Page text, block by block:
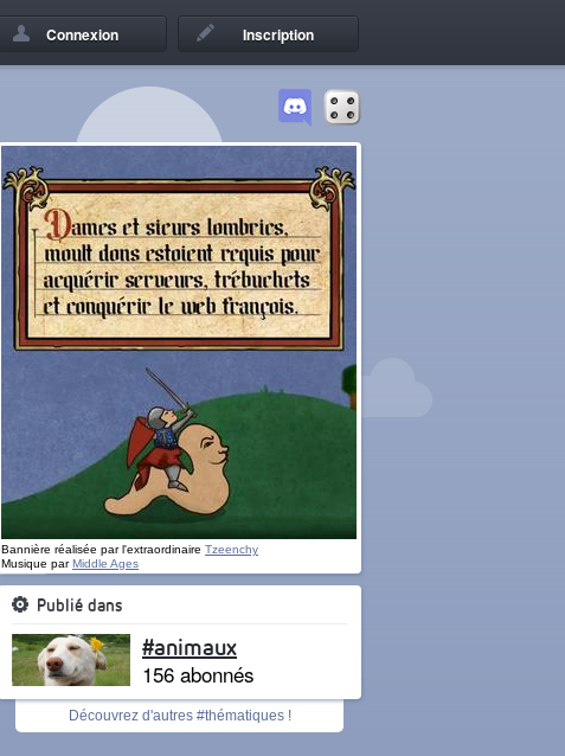
Connexion Inscription
Bannière réalisée par l'extraordinaire Tzeenchy
Musique parMiddle Ages
Publié dans
#animaux
156 abonnés
Découvrez d'autres #thématiques !